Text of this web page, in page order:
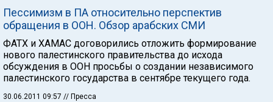
Пессимизм в ПА относительно перспектив
обращения в ООН. Обзор арабских СМИ
ФАТХ и ХАМАС договорились отложить формирование
нового палестинского правительства до исхода
обсуждения в ООН просьбы о создании независимого
палестинского государства в сентябре текущего года.
30.06.2011 09:57 // Пресса